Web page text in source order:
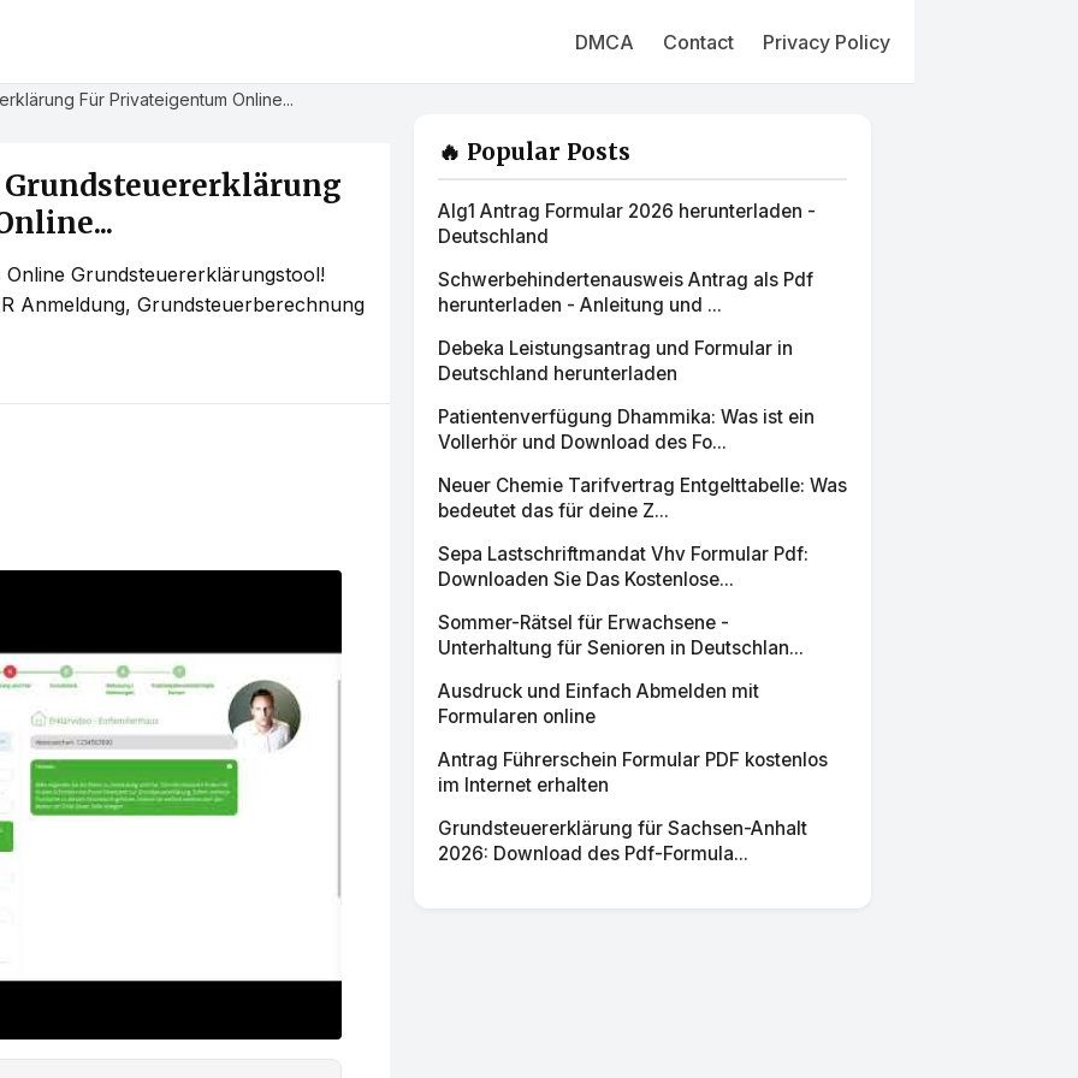
DMCA Contact Privacy Policy
Für Privateigentum Online...
Grundsteuererklärungstool!
Anmeldung, Grundsteuerberechnung
🔥 Popular Posts
Alg1 Antrag Formular 2026 herunterladen -
Deutschland
Schwerbehindertenausweis Antrag als Pdf
herunterladen - Anleitung und ...
Debeka Leistungsantrag und Formular in
Deutschland herunterladen
Patientenverfügung Dhammika: Was ist ein
Vollerhör und Download des Fo...
Neuer Chemie Tarifvertrag Entgelttabelle: Was
bedeutet das für deine Z...
Sepa Lastschriftmandat Vhv Formular Pdf:
Downloaden Sie Das Kostenlose...
Sommer-Rätsel für Erwachsene -
Unterhaltung für Senioren in Deutschlan...
Ausdruck und Einfach Abmelden mit
Formularen online
Antrag Führerschein Formular PDF kostenlos
im Internet erhalten
Grundsteuererklärung für Sachsen-Anhalt
2026: Download des Pdf-Formula...